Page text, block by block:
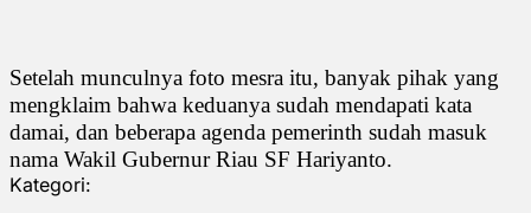
Setelah munculnya foto mesra itu, banyak pihak yang
mengklaim bahwa keduanya sudah mendapati kata
damai, dan beberapa agenda pemerinth sudah masuk
nama Wakil Gubernur Riau SF Hariyanto.
Kategori: